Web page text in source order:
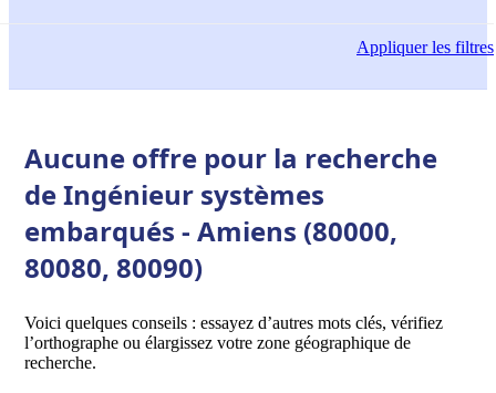
Appliquerles filtres
Aucune offre pour la recherche
de Ingénieur systèmes
embarqués - Amiens (80000,
80080, 80090)
Voici quelques conseils : essayez d’autres mots clés, vérifiez
l’orthographe ou élargissez votre zone géographique de
recherche.